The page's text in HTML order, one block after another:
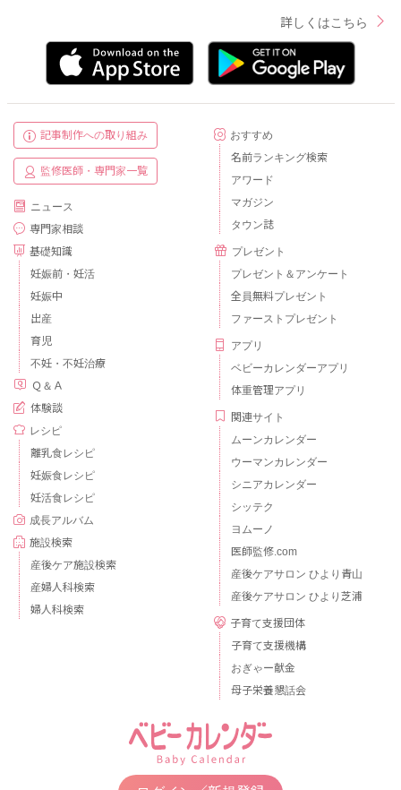
詳しくはこちら
記事制作への取り組み
監修医師・専門家一覧
ニュース
専門家相談
基礎知識
妊娠前・妊活
妊娠中
出産
育児
不妊・不妊治療
Ｑ＆Ａ
体験談
レシピ
離乳食レシピ
妊娠食レシピ
妊活食レシピ
成長アルバム
施設検索
産後ケア施設検索
産婦人科検索
婦人科検索
おすすめ
名前ランキング検索
アワード
マガジン
タウン誌
プレゼント
プレゼント＆アンケート
全員無料プレゼント
ファーストプレゼント
アプリ
ベビーカレンダーアプリ
体重管理アプリ
関連サイト
ムーンカレンダー
ウーマンカレンダー
シニアカレンダー
シッテク
ヨムーノ
医師監修.com
産後ケアサロン ひより青山
産後ケアサロン ひより芝浦
子育て支援団体
子育て支援機構
おぎゃー献金
母子栄養懇話会